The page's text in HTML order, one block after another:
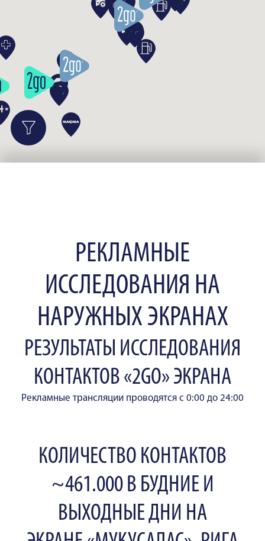
РЕКЛАМНЫЕ
ИССЛЕДОВАНИЯ НА
НАРУЖНЫХ ЭКРАНАХ
РЕЗУЛЬТАТЫ ИССЛЕДОВАНИЯ
КОНТАКТОВ «2GO» ЭКРАНА
Рекламные трансляции проводятся с 0:00 до 24:00
КОЛИЧЕСТВО КОНТАКТОВ
~461.000 В БУДНИЕ И
ВЫХОДНЫЕ ДНИ НА